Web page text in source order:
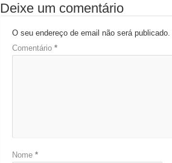
Deixe um comentário
O seu endereço de email não será publicado.
Comentário *
Nome *